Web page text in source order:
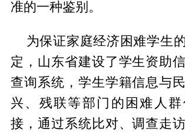
准的一种鉴别。
为保证家庭经济困难学生
定，山东省建设了学生资助
查询系统，学生学籍信息与
兴、残联等部门的困难人
接，通过系统比对、调查走